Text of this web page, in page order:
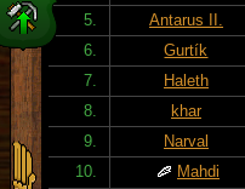
5.
Antarus II.
6.
Gurtík
7.
Haleth
8.
khar
9.
Narval
10.
Mahdi